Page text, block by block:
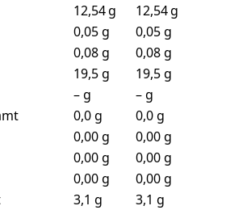
12,54 g
12,54 g
0,05 g
0,05 g
0,08 g
0,08 g
19,5 g
19,5 g
– g
– g
0,0 g
0,0 g
0,00 g
0,00 g
0,00 g
0,00 g
0,00 g
0,00 g
3,1 g
3,1 g